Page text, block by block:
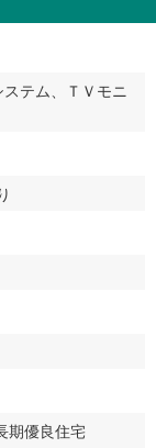
テム、ＴＶモニ
期優良住宅